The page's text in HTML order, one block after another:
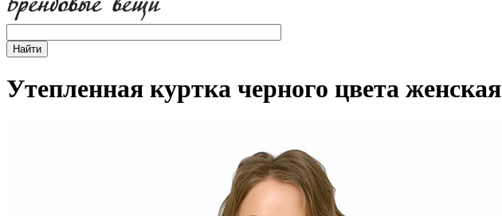
Утепленная куртка черного цвета женская